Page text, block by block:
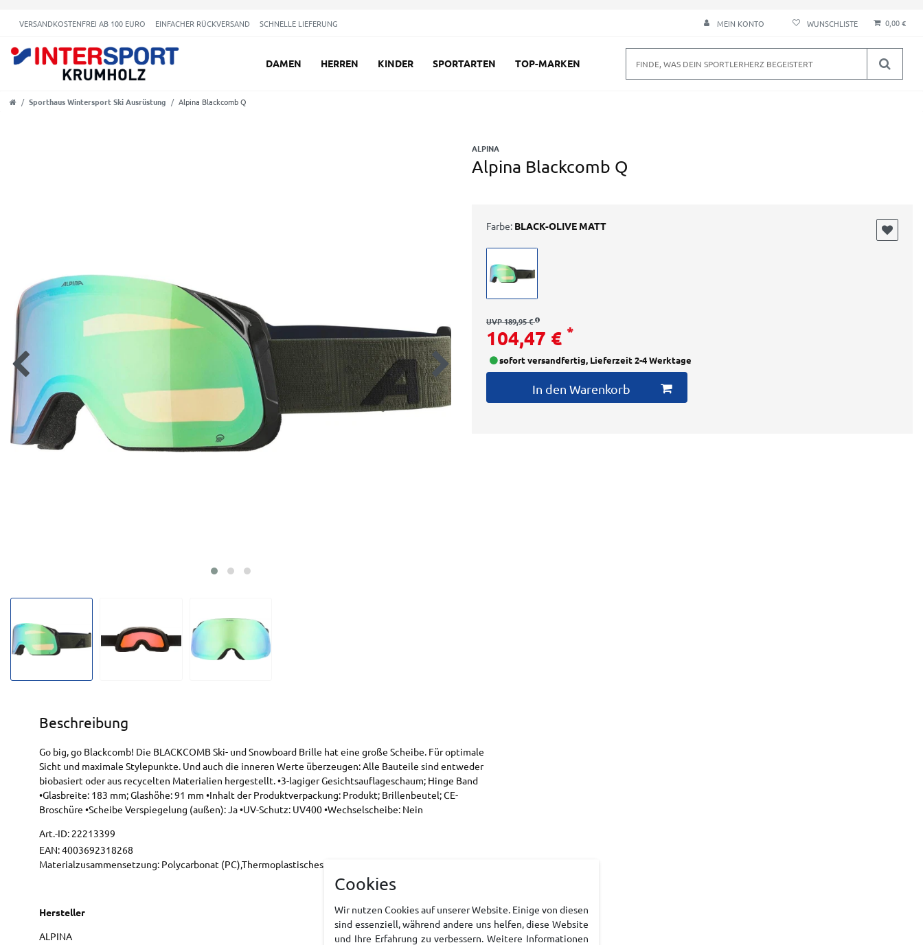
VERSANDKOSTENFREI AB 100 EURO EINFACHER RÜCKVERSAND SCHNELLE LIEFERUNG MEIN KONTO 0,00 €
DAMEN HERREN KINDER SPORTARTEN TOP-MARKEN
Sporthaus Wintersport Ski Ausrüstung Alpina Blackcomb Q
ALPINA
Alpina Blackcomb Q
Farbe: BLACK-OLIVE MATT
UVP 189,95 €
104,47 € *
sofort versandfertig, Lieferzeit 2-4 Werktage
In den Warenkorb
Beschreibung
Go big, go Blackcomb! Die BLACKCOMB Ski- und Snowboard Brille hat eine große Scheibe. Für optimale
Sicht und maximale Stylepunkte. Und auch die inneren Werte überzeugen: Alle Bauteile sind entweder
biobasiert oder aus recycelten Materialien hergestellt. •3-lagiger Gesichtsauflageschaum; Hinge Band
•Glasbreite: 183 mm; Glashöhe: 91 mm •Inhalt der Produktverpackung: Produkt; Brillenbeutel; CE-
Broschüre •Scheibe Verspiegelung (außen): Ja •UV-Schutz: UV400 •Wechselscheibe: Nein
Art.-ID: 22213399
EAN:4003692318268
Materialzusammensetzung: Polycarbonat (PC),Thermoplastisches Polyurethan (TPU),Polyamid (PA),Latex
Hersteller
ALPINA
Cookies
Wir nutzen Cookies auf unserer Website. Einige von diesen
sind essenziell, während andere uns helfen, diese Website
und Ihre Erfahrung zu verbessern. Weitere Informationen